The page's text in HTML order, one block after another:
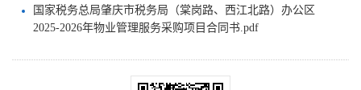
国家税务总局肇庆市税务局（棠岗路、西江北路）办公区
2025-2026年物业管理服务采购项目合同书.pdf